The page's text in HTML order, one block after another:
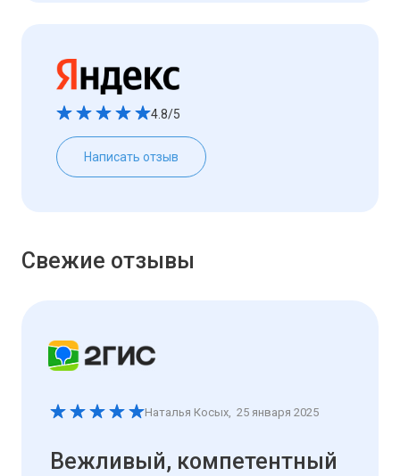
4.8/5
Написать отзыв
Свежие отзывы
Наталья Косых, 25 января 2025
Вежливый, компетентный